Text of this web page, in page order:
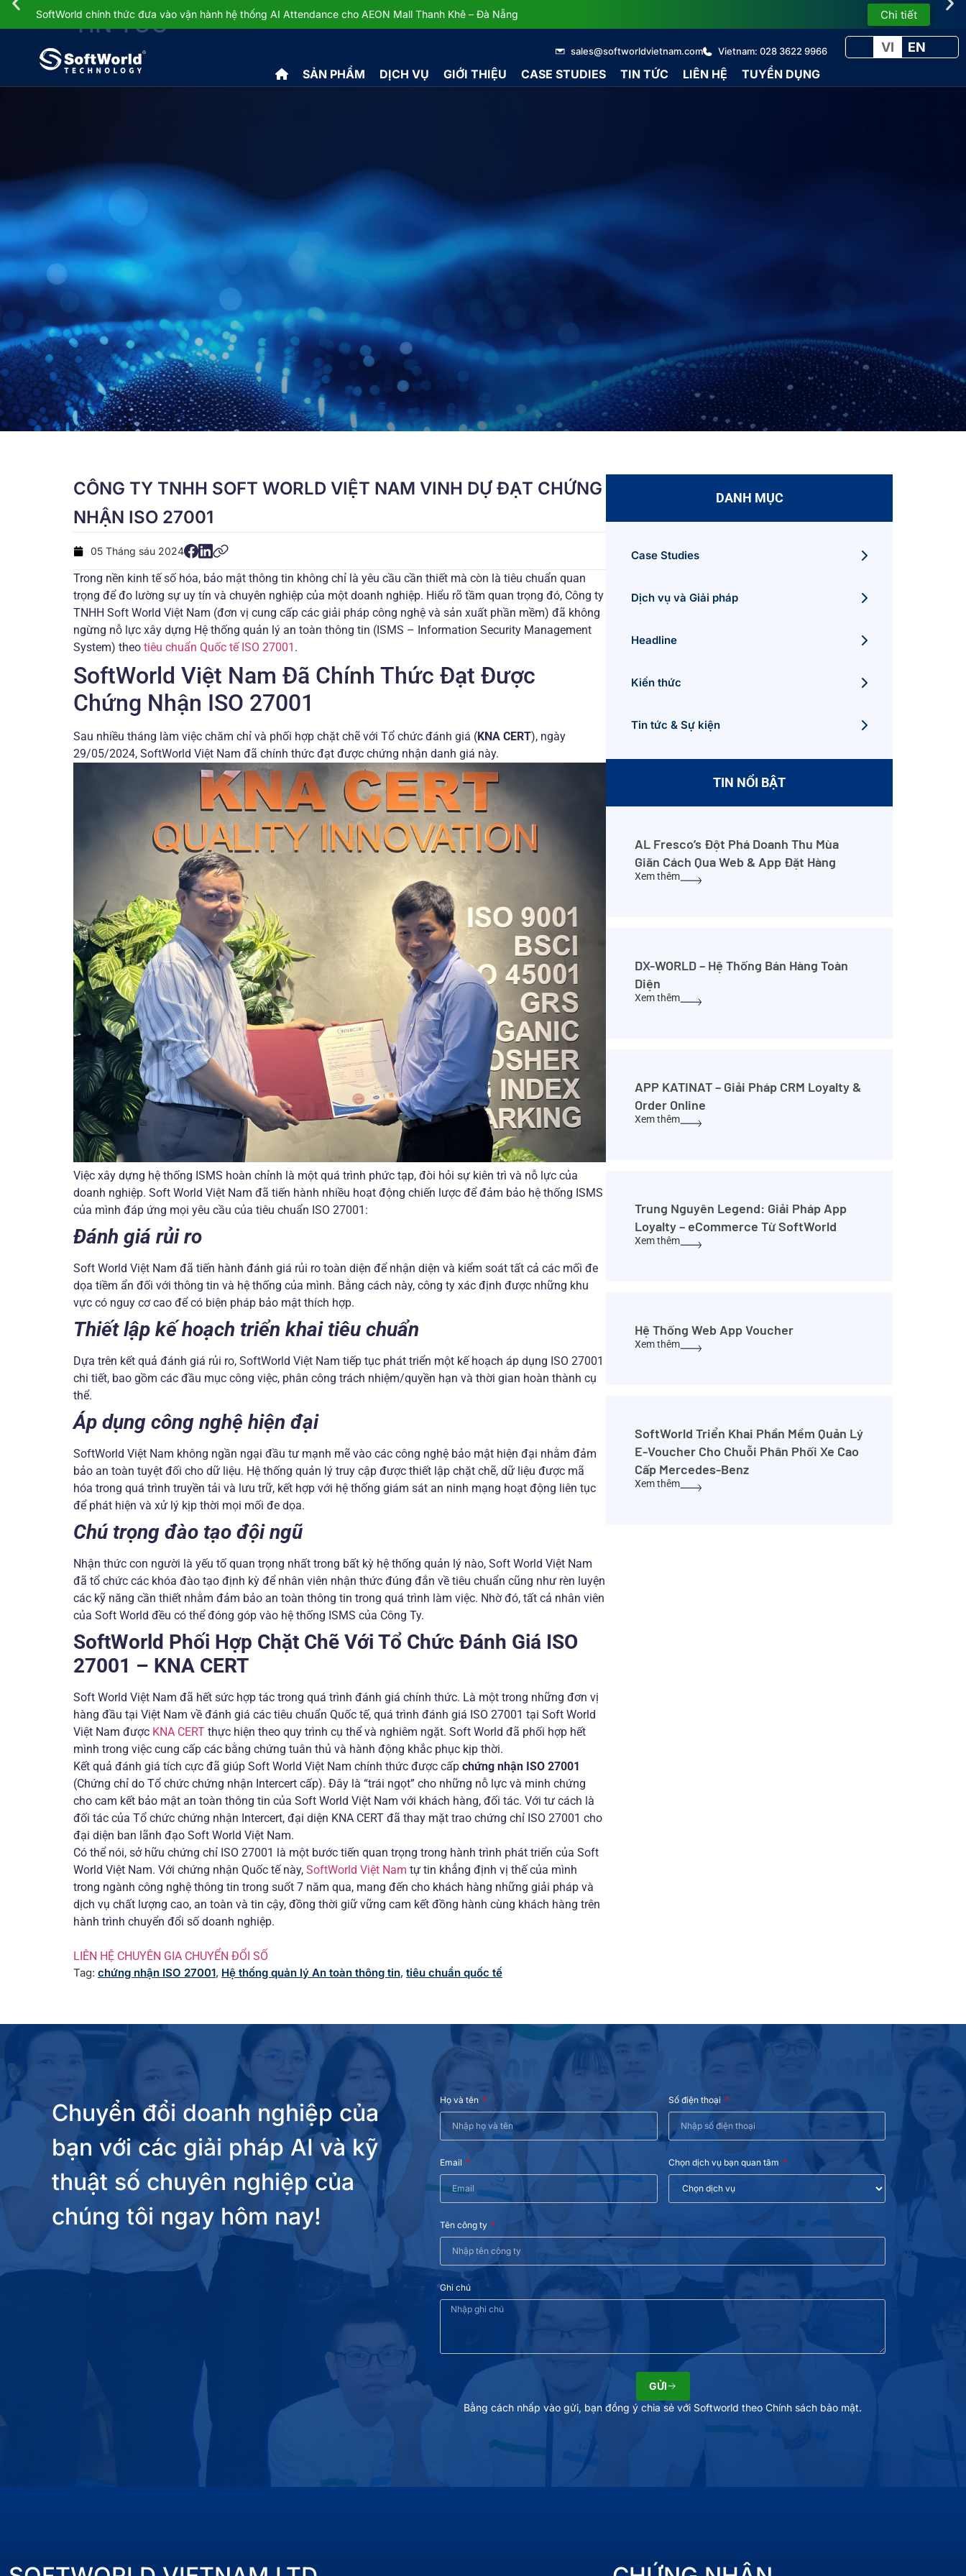
SoftWorld chính thức đưa vào vận hành hệ thống AI Attendance cho AEON Mall Thanh Khê – Đà Nẵng Chi tiết
sales@softworldvietnam.com Vietnam: 028 3622 9966
SẢN PHẨM DỊCH VỤ GIỚI THIỆU CASE STUDIES TIN TỨC LIÊN HỆ TUYỂN DỤNG
VI EN
TIN TỨC
CÔNG TY TNHH SOFT WORLD VIỆT NAM VINH DỰ ĐẠT CHỨNG
NHẬN ISO 27001
05 Tháng sáu 2024
Trong nền kinh tế số hóa, bảo mật thông tin không chỉ là yêu cầu cần thiết mà còn là tiêu chuẩn quan
trọng để đo lường sự uy tín và chuyên nghiệp của một doanh nghiệp. Hiểu rõ tầm quan trọng đó, Công ty
TNHH Soft World Việt Nam (đơn vị cung cấp các giải pháp công nghệ và sản xuất phần mềm) đã không
ngừng nỗ lực xây dựng Hệ thống quản lý an toàn thông tin (ISMS – Information Security Management
System) theo tiêu chuẩn Quốc tế ISO 27001 .
SoftWorld Việt Nam Đã Chính Thức Đạt Được
Chứng Nhận ISO 27001
Sau nhiều tháng làm việc chăm chỉ và phối hợp chặt chẽ với Tổ chức đánh giá (KNA CERT), ngày
29/05/2024, SoftWorld Việt Nam đã chính thức đạt được chứng nhận danh giá này.
Việc xây dựng hệ thống ISMS hoàn chỉnh là một quá trình phức tạp, đòi hỏi sự kiên trì và nỗ lực của
doanh nghiệp. Soft World Việt Nam đã tiến hành nhiều hoạt động chiến lược để đảm bảo hệ thống ISMS
của mình đáp ứng mọi yêu cầu của tiêu chuẩn ISO 27001:
Đánh giá rủi ro
Soft World Việt Nam đã tiến hành đánh giá rủi ro toàn diện để nhận diện và kiểm soát tất cả các mối đe
dọa tiềm ẩn đối với thông tin và hệ thống của mình. Bằng cách này, công ty xác định được những khu
vực có nguy cơ cao để có biện pháp bảo mật thích hợp.
Thiết lập kế hoạch triển khai tiêu chuẩn
Dựa trên kết quả đánh giá rủi ro, SoftWorld Việt Nam tiếp tục phát triển một kế hoạch áp dụng ISO 27001
chi tiết, bao gồm các đầu mục công việc, phân công trách nhiệm/quyền hạn và thời gian hoàn thành cụ
thể.
Áp dụng công nghệ hiện đại
SoftWorld Việt Nam không ngần ngại đầu tư mạnh mẽ vào các công nghệ bảo mật hiện đại nhằm đảm
bảo an toàn tuyệt đối cho dữ liệu. Hệ thống quản lý truy cập được thiết lập chặt chẽ, dữ liệu được mã
hóa trong quá trình truyền tải và lưu trữ, kết hợp với hệ thống giám sát an ninh mạng hoạt động liên tục
để phát hiện và xử lý kịp thời mọi mối đe dọa.
Chú trọng đào tạo đội ngũ
Nhận thức con người là yếu tố quan trọng nhất trong bất kỳ hệ thống quản lý nào, Soft World Việt Nam
đã tổ chức các khóa đào tạo định kỳ để nhân viên nhận thức đúng đắn về tiêu chuẩn cũng như rèn luyện
các kỹ năng cần thiết nhằm đảm bảo an toàn thông tin trong quá trình làm việc. Nhờ đó, tất cả nhân viên
của Soft World đều có thể đóng góp vào hệ thống ISMS của Công Ty.
SoftWorld Phối Hợp Chặt Chẽ Với Tổ Chức Đánh Giá ISO
27001 – KNA CERT
Soft World Việt Nam đã hết sức hợp tác trong quá trình đánh giá chính thức. Là một trong những đơn vị
hàng đầu tại Việt Nam về đánh giá các tiêu chuẩn Quốc tế, quá trình đánh giá ISO 27001 tại Soft World
Việt Nam được KNA CERT thực hiện theo quy trình cụ thể và nghiêm ngặt. Soft World đã phối hợp hết
mình trong việc cung cấp các bằng chứng tuân thủ và hành động khắc phục kịp thời.
Kết quả đánh giá tích cực đã giúp Soft World Việt Nam chính thức được cấp chứng nhận ISO 27001
(Chứng chỉ do Tổ chức chứng nhận Intercert cấp). Đây là “trái ngọt” cho những nỗ lực và minh chứng
cho cam kết bảo mật an toàn thông tin của Soft World Việt Nam với khách hàng, đối tác. Với tư cách là
đối tác của Tổ chức chứng nhận Intercert, đại diện KNA CERT đã thay mặt trao chứng chỉ ISO 27001 cho
đại diện ban lãnh đạo Soft World Việt Nam.
Có thể nói, sở hữu chứng chỉ ISO 27001 là một bước tiến quan trọng trong hành trình phát triển của Soft
World Việt Nam. Với chứng nhận Quốc tế này, SoftWorld Việt Nam tự tin khẳng định vị thế của mình
trong ngành công nghệ thông tin trong suốt 7 năm qua, mang đến cho khách hàng những giải pháp và
dịch vụ chất lượng cao, an toàn và tin cậy, đồng thời giữ vững cam kết đồng hành cùng khách hàng trên
hành trình chuyển đổi số doanh nghiệp.
LIÊN HỆ CHUYÊN GIA CHUYỂN ĐỔI SỐ
Tag: chứng nhận ISO 27001, Hệ thống quản lý An toàn thông tin, tiêu chuẩn quốc tế
DANH MỤC
Case Studies
Dịch vụ và Giải pháp
Headline
Kiến thức
Tin tức & Sự kiện
TIN NỔI BẬT
AL Fresco’s Đột Phá Doanh Thu Mùa
Giãn Cách Qua Web & App Đặt Hàng
Xem thêm
DX-WORLD – Hệ Thống Bán Hàng Toàn
Diện
Xem thêm
APP KATINAT – Giải Pháp CRM Loyalty &
Order Online
Xem thêm
Trung Nguyên Legend: Giải Pháp App
Loyalty – eCommerce Từ SoftWorld
Xem thêm
Hệ Thống Web App Voucher
Xem thêm
SoftWorld Triển Khai Phần Mềm Quản Lý
E-Voucher Cho Chuỗi Phân Phối Xe Cao
Cấp Mercedes-Benz
Xem thêm
Chuyển đổi doanh nghiệp của
bạn với các giải pháp AI và kỹ
thuật số chuyên nghiệp của
chúng tôi ngay hôm nay!
Họ và tên Số điện thoại
Email Chọn dịch vụ bạn quan tâm
Tên công ty
Ghi chú
GỬI
Bằng cách nhấp vào gửi, bạn đồng ý chia sẻ với Softworld theo Chính sách bảo mật.